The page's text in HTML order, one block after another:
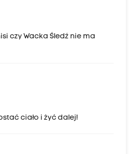
czy Wacka Śledź nie ma
ciało i żyć dalej!